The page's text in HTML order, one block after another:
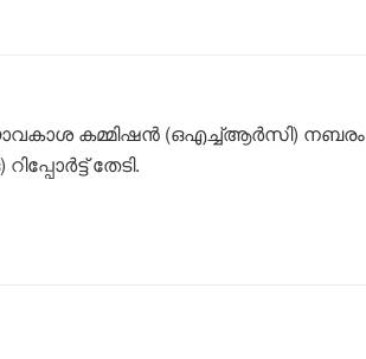
ക​മ്മി​ഷ​ൻ (ഒ​എ​ച്ച്ആ​ർ​സി) ന​ബ​രം​
തേ​ടി.